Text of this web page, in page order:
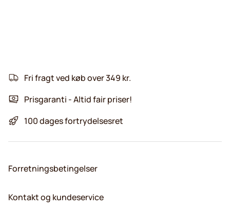
Fri fragt ved køb over 349 kr.
Prisgaranti - Altid fair priser!
100 dages fortrydelsesret
Forretningsbetingelser
Kontakt og kundeservice